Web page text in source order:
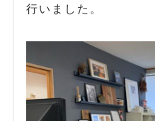
行いました。